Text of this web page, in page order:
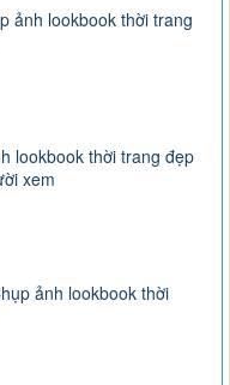
ảnh lookbook thời trang
lookbook thời trang đẹp
xem
ảnh lookbook thời